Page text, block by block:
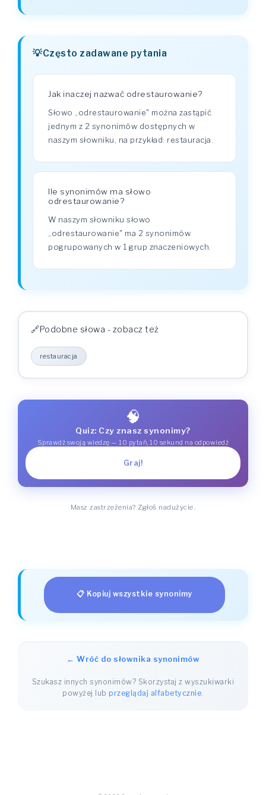
Często zadawane pytania
Jak inaczej nazwać odrestaurowanie?
Słowo „odrestaurowanie" można zastąpić
jednym z 2 synonimów dostępnych w
naszym słowniku, na przykład: restauracja.
Ile synonimów ma słowo
odrestaurowanie?
W naszym słowniku słowo
„odrestaurowanie" ma 2 synonimów
pogrupowanych w 1 grup znaczeniowych.
Podobne słowa - zobacz też
restauracja
🧠
Quiz: Czy znasz synonimy?
Sprawdź swoją wiedzę — 10 pytań, 10 sekund na odpowiedź
Graj!
Masz zastrzeżenia? Zgłoś nadużycie.
📋 Kopiuj wszystkie synonimy
← Wróć do słownika synonimów
Szukasz innych synonimów? Skorzystaj z wyszukiwarki
powyżej lubprzeglądaj alfabetycznie